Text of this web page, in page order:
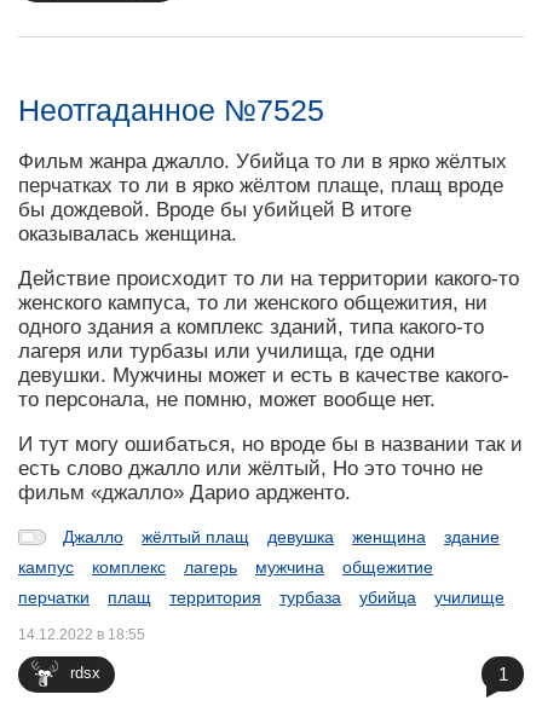
Неотгаданное №7525
Фильм жанра джалло. Убийца то ли в ярко жёлтых
перчатках то ли в ярко жёлтом плаще, плащ вроде
бы дождевой. Вроде бы убийцей В итоге
оказывалась женщина.
Действие происходит то ли на территории какого-то
женского кампуса, то ли женского общежития, ни
одного здания а комплекс зданий, типа какого-то
лагеря или турбазы или училища, где одни
девушки. Мужчины может и есть в качестве какого-
то персонала, не помню, может вообще нет.
И тут могу ошибаться, но вроде бы в названии так и
есть слово джалло или жёлтый, Но это точно не
фильм «джалло» Дарио ардженто.
Джалло жёлтый плащ девушка женщина
здание
кампус
комплекс лагерь мужчина
общежитие
перчатки
плащ территория турбаза убийца училище
rdsx
14.12.2022 в 18:55
1